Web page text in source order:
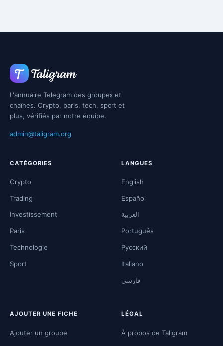
L'annuaire Telegram des groupes et
chaînes. Crypto, paris, tech, sport et
plus, vérifiés par notre équipe.
admin@taligram.org
CATÉGORIES
Crypto
Trading
Investissement
Paris
Technologie
Sport
LANGUES
English
Español
العربية
Português
Русский
Italiano
فارسی
AJOUTER UNE FICHE
Ajouter un groupe
LÉGAL
À propos de Taligram